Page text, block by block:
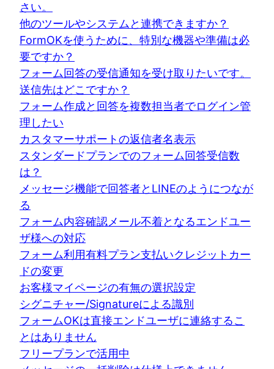
さい。
他のツールやシステムと連携できますか？
FormOKを使うために、特別な機器や準備は必
要ですか？
フォーム回答の受信通知を受け取りたいです。
送信先はどこですか？
フォーム作成と回答を複数担当者でログイン管
理したい
カスタマーサポートの返信者名表示
スタンダードプランでのフォーム回答受信数
は？
メッセージ機能で回答者とLINEのようにつなが
る
フォーム内容確認メール不着となるエンドユー
ザ様への対応
フォーム利用有料プラン支払いクレジットカー
ドの変更
お客様マイページの有無の選択設定
シグニチャー/Signatureによる識別
フォームOKは直接エンドユーザに連絡するこ
とはありません
フリープランで活用中